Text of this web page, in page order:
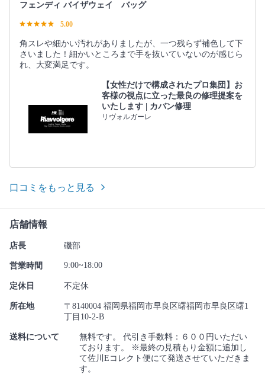
フェンディ バイザウェイ バッグ
5.00
角スレや細かい汚れがありましたが、一つ残らず補色して下
さいました！細かいところまで手を抜いていないのが感じら
れ、大変満足です。
【女性だけで構成されたプロ集団】お
客様の視点に立った最良の修理提案を
いたします | カバン修理
リヴォルガーレ
口コミをもっと見る
店舗情報
店長 磯部
営業時間 9:00~18:00
定休日 不定休
所在地
〒8140004 福岡県福岡市早良区曙福岡市早良区曙1
丁目10-2-B
送料について
無料です。 代引き手数料：６００円いただい
ております。 ※最終の見積もり金額に追加し
て佐川Eコレクト便にて発送させていただきま
す。